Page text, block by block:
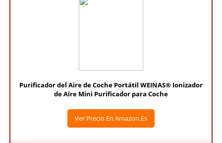
Purificador del Aire de Coche Portátil WEINAS® Ionizador
de Aire Mini Purificador para Coche
Ver Precio En Amazon.es